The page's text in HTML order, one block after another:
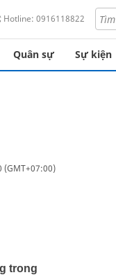
Hotline: 0916118822
Quân sự Sự kiện
trong